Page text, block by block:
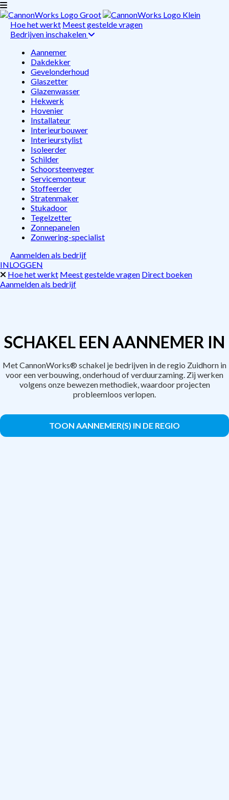
Hoe het werkt Meest gestelde vragen
Bedrijven inschakelen
Aannemer
Dakdekker
Gevelonderhoud
Glaszetter
Glazenwasser
Hekwerk
Hovenier
Installateur
Interieurbouwer
Interieurstylist
Isoleerder
Schilder
Schoorsteenveger
Servicemonteur
Stoffeerder
Stratenmaker
Stukadoor
Tegelzetter
Zonnepanelen
Zonwering-specialist
Aanmelden als bedrijf
INLOGGEN
Hoe het werkt Meest gestelde vragen Direct boeken
Aanmelden als bedrijf
SCHAKEL EEN AANNEMER IN
Met CannonWorks® schakel je bedrijven in de regio Zuidhorn in
voor een verbouwing, onderhoud of verduurzaming. Zij werken
volgens onze bewezen methodiek, waardoor projecten
probleemloos verlopen.
TOON AANNEMER(S) IN DE REGIO